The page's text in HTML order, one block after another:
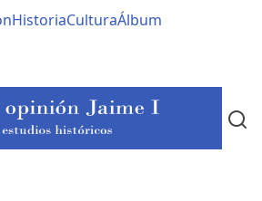
HistoriaCulturaÁlbum